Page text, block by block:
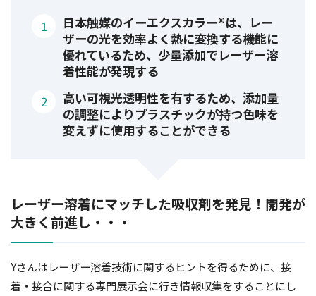
日本触媒のイーエクスカラー®は、レー
ザーの光を効率よく熱に変換する機能に
優れているため、少量添加でレーザー溶
着性能が発現する
高い可視光透明性を有するため、添加量
の調整によりプラスチックが持つ色味を
変えずに使用することができる
レーザー溶着にマッチした吸収剤を発見！開発が
大きく前進し・・・
Yさんはレーザー溶着技術に関するヒントを得るために、接
着・接合に関する専門展示会に行き情報収集をすることにし